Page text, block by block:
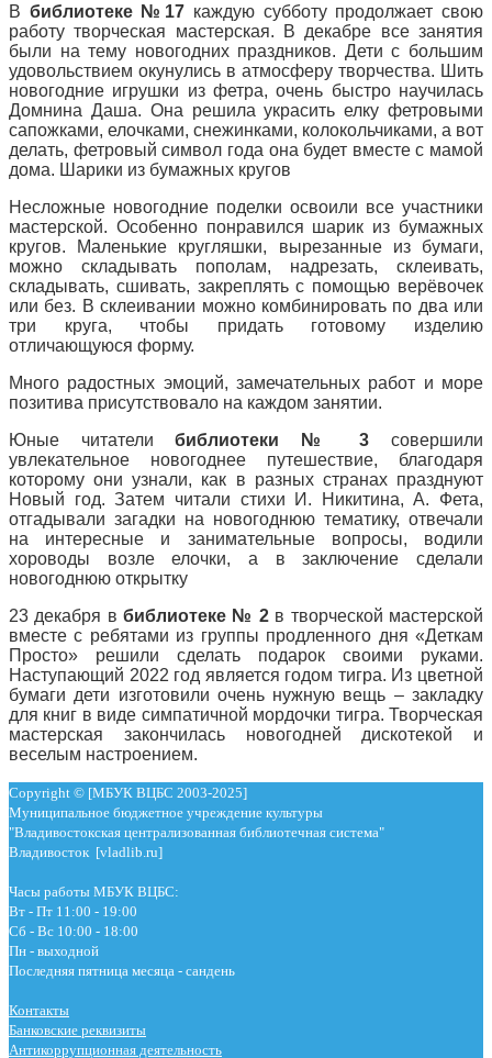
В библиотеке №17 каждую субботу продолжает свою
работу творческая мастерская. В декабре все занятия
были на тему новогодних праздников. Дети с большим
удовольствием окунулись в атмосферу творчества. Шить
новогодние игрушки из фетра, очень быстро научилась
Домнина Даша. Она решила украсить елку фетровыми
сапожками, елочками, снежинками, колокольчиками, а вот
делать, фетровый символ года она будет вместе с мамой
дома. Шарики из бумажных кругов
Несложные новогодние поделки освоили все участники
мастерской. Особенно понравился шарик из бумажных
кругов. Маленькие кругляшки, вырезанные из бумаги,
можно складывать пополам, надрезать, склеивать,
складывать, сшивать, закреплять с помощью верёвочек
или без. В склеивании можно комбинировать по два или
три круга, чтобы придать готовому изделию
отличающуюся форму.
Много радостных эмоций, замечательных работ и море
позитива присутствовало на каждом занятии.
Юные читателибиблиотеки № 3 совершили
увлекательное новогоднее путешествие, благодаря
которому они узнали, как в разных странах празднуют
Новый год. Затем читали стихи И. Никитина, А. Фета,
отгадывали загадки на новогоднюю тематику, отвечали
на интересные и занимательные вопросы, водили
хороводы возле елочки, а в заключение сделали
новогоднюю открытку
23 декабря в библиотеке № 2 в творческой мастерской
вместе с ребятами из группы продленного дня «Деткам
Просто» решили сделать подарок своими руками.
Наступающий 2022 год является годом тигра. Из цветной
бумаги дети изготовили очень нужную вещь ­– закладку
для книг в виде симпатичной мордочки тигра. Творческая
мастерская закончилась новогодней дискотекой и
веселым настроением.
Copyright © [МБУК ВЦБС 2003-2025]
Муниципальное бюджетное учреждение культуры
"Владивостокская централизованная библиотечная система"
Владивосток [vladlib.ru]
Часы работы МБУК ВЦБС:
Вт - Пт 11:00 - 19:00
Сб - Вс 10:00 - 18:00
Пн - выходной
Последняя пятница месяца - сандень
Контакты
Банковские реквизиты
Антикоррупционная деятельность